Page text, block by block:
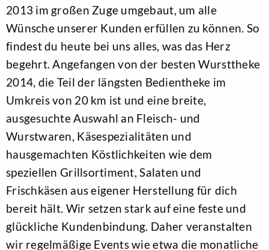
EDEKA smart
Einkaufsgutscheine
Fischtheke
Fleisch- & Wursttheke
Friseur
Geschenkkörbe
Getränkeshop
Glutenfreies Produktsortiment
Guthabenkarten
2013 im großen Zuge umgebaut, um alle
Wünsche unserer Kunden erfüllen zu können. So
findest du heute bei uns alles, was das Herz
begehrt. Angefangen von der besten Wursttheke
2014, die Teil der längsten Bedientheke im
Umkreis von 20 km ist und eine breite,
ausgesuchte Auswahl an Fleisch- und
Wurstwaren, Käsespezialitäten und
hausgemachten Köstlichkeiten wie dem
speziellen Grillsortiment, Salaten und
Frischkäsen aus eigener Herstellung für dich
bereit hält. Wir setzen stark auf eine feste und
glückliche Kundenbindung. Daher veranstalten
wir regelmäßige Events wie etwa die monatliche